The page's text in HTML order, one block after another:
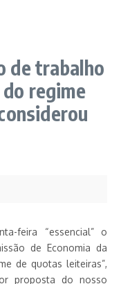
de trabalho
regime
feira “essencial” o
de Economia da
de quotas leiteiras”,
proposta do nosso